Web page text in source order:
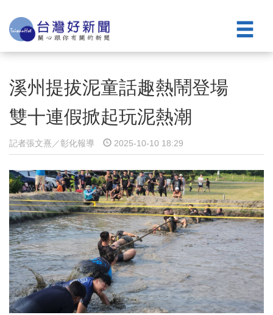
溪州提拔泥童話趣熱鬧登場
雙十連假掀起玩泥熱潮
記者張文熹／彰化報導 2025-10-10 18:29